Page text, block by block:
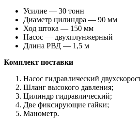
Усилие — 30 тонн
Диаметр цилиндра — 90 мм
Ход штока — 150 мм
Насос — двухплунжерный
Длина РВД — 1,5 м
Комплект поставки
Насос гидравлический
Шланг высокого давления;
Цилиндр гидравлический;
Две фиксирующие гайки;
Манометр.